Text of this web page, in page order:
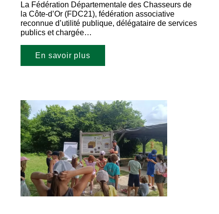
La Fédération Départementale des Chasseurs de
la Côte-d’Or (FDC21), fédération associative
reconnue d’utilité publique, délégataire de services
publics et chargée…
En savoir plus